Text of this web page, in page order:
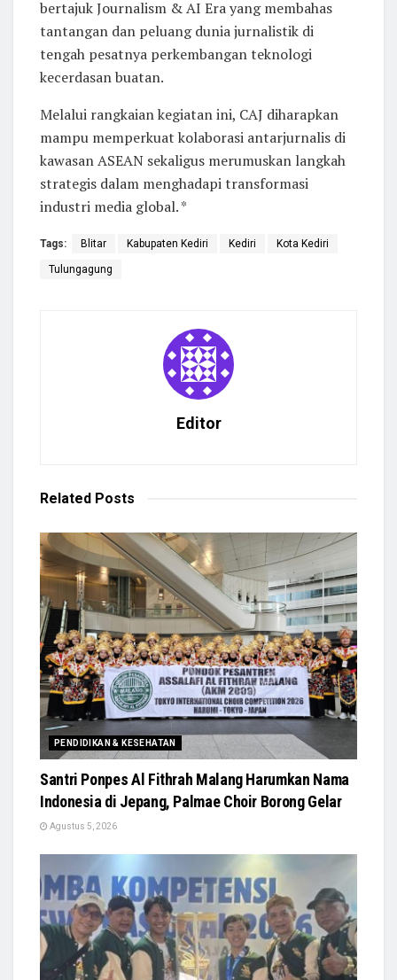
bertajuk Journalism & AI Era yang membahas
tantangan dan peluang dunia jurnalistik di
tengah pesatnya perkembangan teknologi
kecerdasan buatan.
Melalui rangkaian kegiatan ini, CAJ diharapkan
mampu memperkuat kolaborasi antarjurnalis di
kawasan ASEAN sekaligus merumuskan langkah
strategis dalam menghadapi transformasi
industri media global. *
Tags: Blitar Kabupaten Kediri Kediri Kota Kediri
Tulungagung
Editor
Related Posts
PENDIDIKAN & KESEHATAN
Santri Ponpes Al Fithrah Malang Harumkan Nama
Indonesia di Jepang, Palmae Choir Borong Gelar
Agustus 5, 2026